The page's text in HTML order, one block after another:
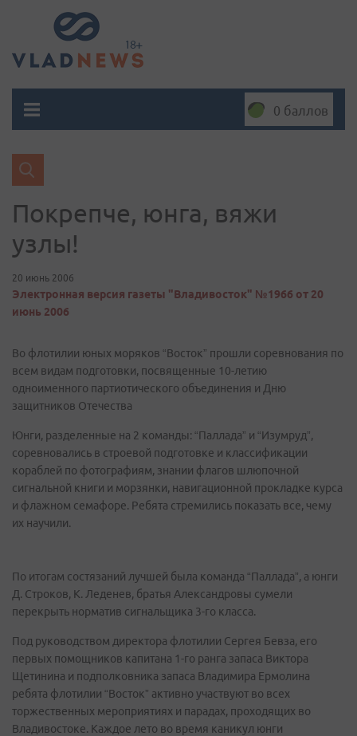
0 баллов
Покрепче, юнга, вяжи
узлы!
20 июнь 2006
Электронная версия газеты "Владивосток" №1966 от 20
июнь 2006
Во флотилии юных моряков “Восток” прошли соревнования по
всем видам подготовки, посвященные 10-летию
одноименного партиотического объединения и Дню
защитников Отечества
Юнги, разделенные на 2 команды: “Паллада” и “Изумруд”,
соревновались в строевой подготовке и классификации
кораблей по фотографиям, знании флагов шлюпочной
сигнальной книги и морзянки, навигационной прокладке курса
и флажном семафоре. Ребята стремились показать все, чему
их научили.
По итогам состязаний лучшей была команда “Паллада”, а юнги
Д. Строков, К. Леденев, братья Александровы сумели
перекрыть норматив сигнальщика 3-го класса.
Под руководством директора флотилии Сергея Бевза, его
первых помощников капитана 1-го ранга запаса Виктора
Щетинина и подполковника запаса Владимира Ермолина
ребята флотилии “Восток” активно участвуют во всех
торжественных мероприятиях и парадах, проходящих во
Владивостоке. Каждое лето во время каникул юнги